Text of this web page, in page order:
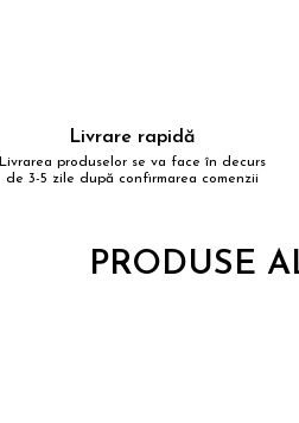
Livrare rapidă
Livrarea produselor se va face în decurs
de 3-5 zile după confirmarea comenzii
PRODUSE